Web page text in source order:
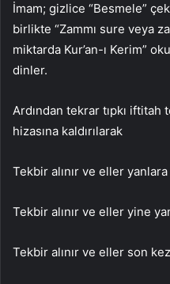
İmam; gizlice “Besmele”
birlikte “Zammı sure veya
miktarda Kur’an-ı Kerim”
dinler.
Ardından tekrar tıpkı
hizasına kaldırılarak
Tekbir alınır ve eller yanlara
Tekbir alınır ve eller yine
Tekbir alınır ve eller son